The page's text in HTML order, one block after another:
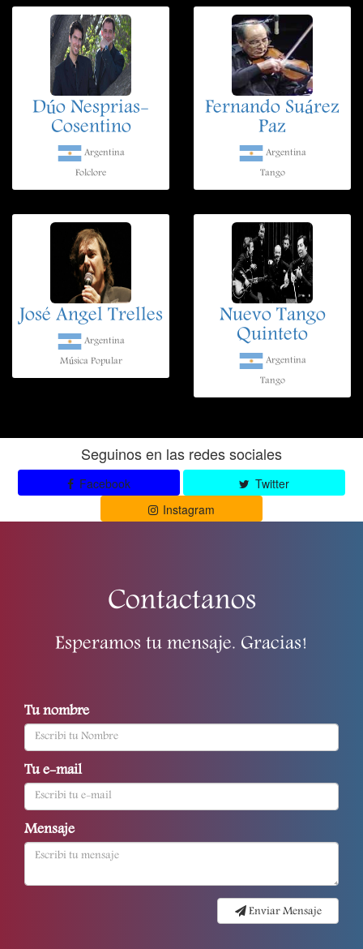
Dúo Nesprias-
Cosentino
Argentina
Folclore
Fernando Suárez
Paz
Argentina
Tango
José Angel Trelles
Argentina
Música Popular
Nuevo Tango
Quinteto
Argentina
Tango
Seguinos en las redes sociales
Facebook
Twitter
Instagram
Contactanos
Esperamos tu mensaje. Gracias!
Tu nombre
Tu e-mail
Mensaje
Enviar Mensaje